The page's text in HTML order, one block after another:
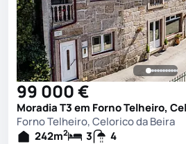
99 000 €
Moradia T3 em Forno Telheiro,
Forno Telheiro, Celorico da Beira
242m2 3 4